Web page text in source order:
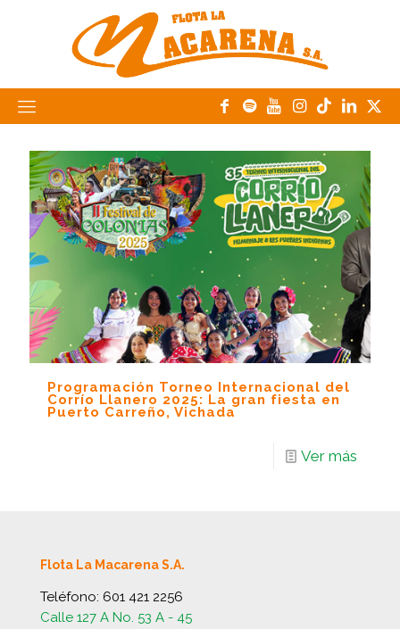
Programación Torneo Internacional del
Corrío Llanero 2025: La gran fiesta en
Puerto Carreño, Vichada
Ver más
Flota La Macarena S.A.
Teléfono: 601 421 2256
Calle 127 A No. 53 A - 45